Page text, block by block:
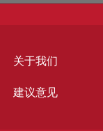
关于我们
建议意见